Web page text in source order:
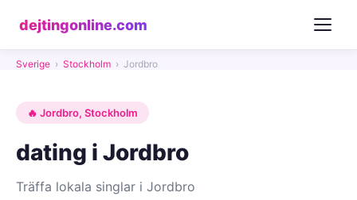
dejtingonline.com
Sverige › Stockholm › Jordbro
🔥 Jordbro, Stockholm
dating i Jordbro
Träffa lokala singlar i Jordbro